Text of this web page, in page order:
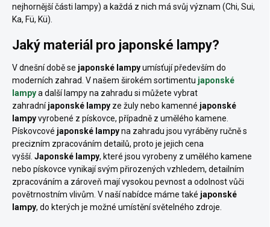
nejhornější části lampy) a každá z nich má svůj význam (Chi, Sui,
Ka, Fü, Kü).
Jaký materiál pro japonské lampy?
V dnešní době se japonské lampyumísťují především do
moderních zahrad. V našem širokém sortimentu japonské
lampya další lampy na zahradu si můžete vybrat
zahradníjaponské lampy ze žuly nebo kamenné japonské
lampyvyrobené z pískovce, případně z umělého kamene.
Pískovcové japonské lampyna zahradu jsou vyráběny ručně s
precizním zpracováním detailů, proto je jejich cena
vyšší. Japonské lampy, které jsou vyrobeny z umělého kamene
nebo pískovce vynikají svým přirozených vzhledem, detailním
zpracováním a zároveň mají vysokou pevnost a odolnost vůči
povětrnostním vlivům. V naší nabídce máme také japonské
lampy, do kterých je možné umístění světelného zdroje.